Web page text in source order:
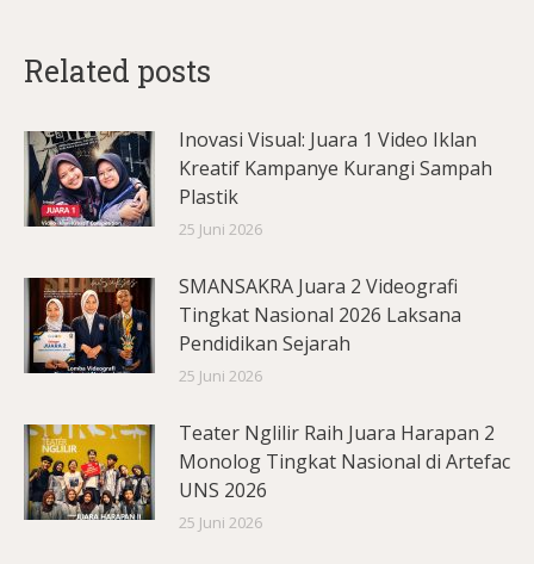
Related posts
Inovasi Visual: Juara 1 Video Iklan
Kreatif Kampanye Kurangi Sampah
Plastik
25 Juni 2026
SMANSAKRA Juara 2 Videografi
Tingkat Nasional 2026 Laksana
Pendidikan Sejarah
25 Juni 2026
Teater Nglilir Raih Juara Harapan 2
Monolog Tingkat Nasional di Artefac
UNS 2026
25 Juni 2026